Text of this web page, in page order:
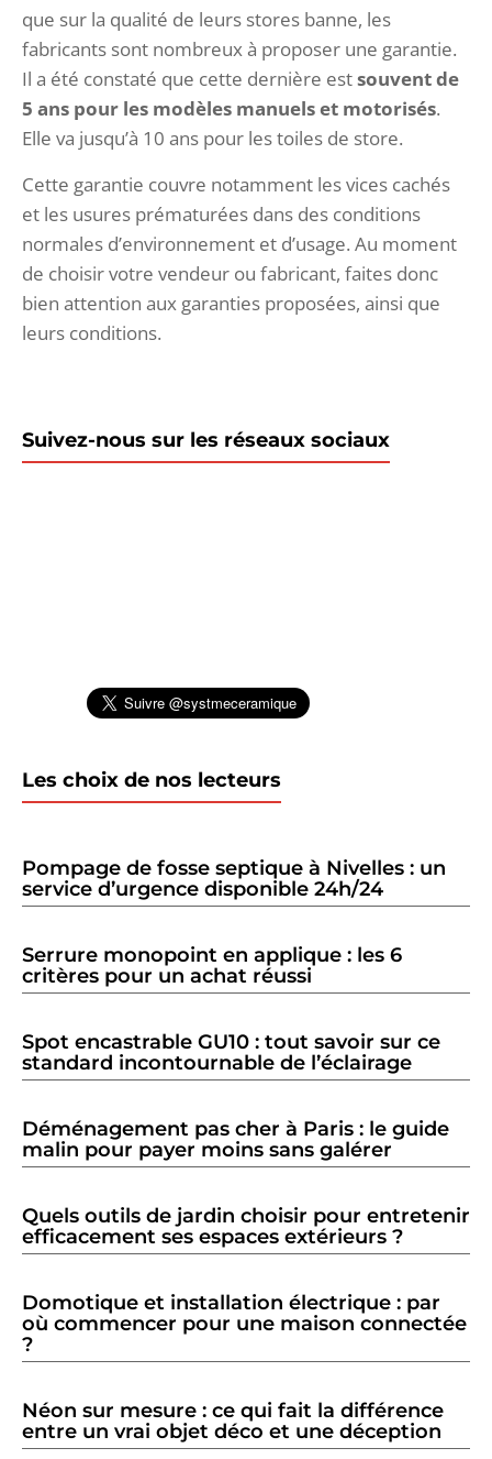
que sur la qualité de leurs stores banne, les
fabricants sont nombreux à proposer une garantie.
Il a été constaté que cette dernière estsouvent de
5 ans pour les modèles manuels et motorisés.
Elle va jusqu’à 10 ans pour les toiles de store.
Cette garantie couvre notamment les vices cachés
et les usures prématurées dans des conditions
normales d’environnement et d’usage. Au moment
de choisir votre vendeur ou fabricant, faites donc
bien attention aux garanties proposées, ainsi que
leurs conditions.
Suivez-nous sur les réseaux sociaux
Les choix de nos lecteurs
Pompage de fosse septique à Nivelles : un
service d’urgence disponible 24h/24
Serrure monopoint en applique : les 6
critères pour un achat réussi
Spot encastrable GU10 : tout savoir sur ce
standard incontournable de l’éclairage
Déménagement pas cher à Paris : le guide
malin pour payer moins sans galérer
Quels outils de jardin choisir pour entretenir
efficacement ses espaces extérieurs ?
Domotique et installation électrique : par
où commencer pour une maison connectée
?
Néon sur mesure : ce qui fait la différence
entre un vrai objet déco et une déception